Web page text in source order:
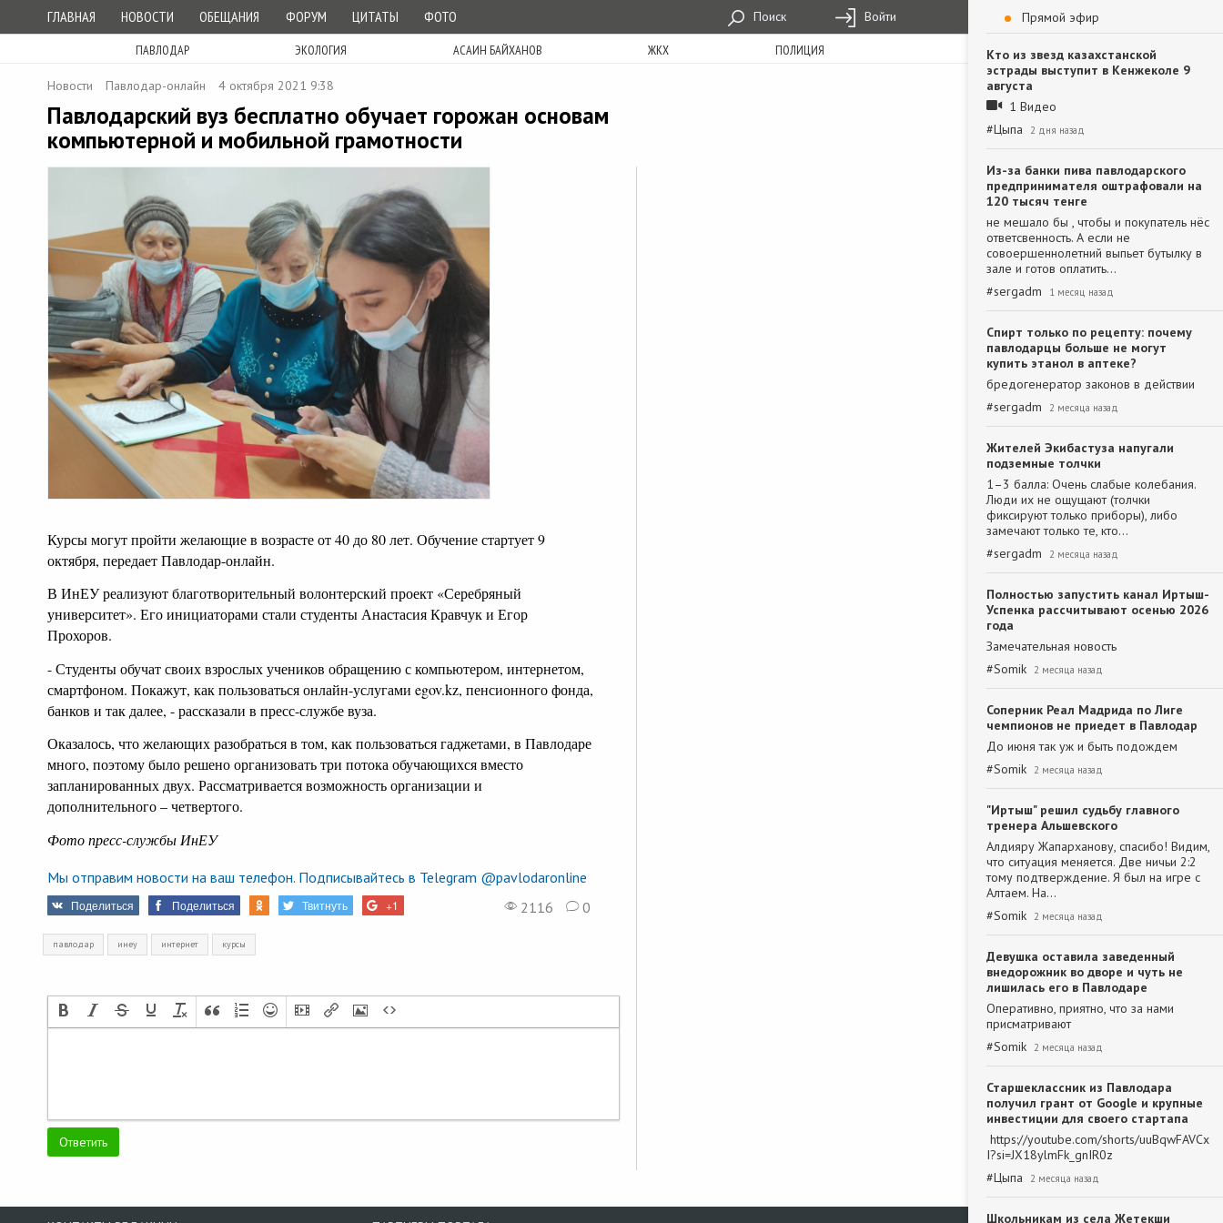
ГЛАВНАЯ НОВОСТИ ОБЕЩАНИЯ ФОРУМ ЦИТАТЫ ФОТО Поиск Войти
ПАВЛОДАР ЭКОЛОГИЯ АСАИН БАЙХАНОВ ЖКХ ПОЛИЦИЯ
Новости Павлодар-онлайн 4 октября 2021 9:38
Павлодарский вуз бесплатно обучает горожан основам
компьютерной и мобильной грамотности
Курсы могут пройти желающие в возрасте от 40 до 80 лет. Обучение стартует 9
октября, передает Павлодар-онлайн.
В ИнЕУ реализуют благотворительный волонтерский проект «Серебряный
университет». Его инициаторами стали студенты Анастасия Кравчук и Егор
Прохоров.
- Студенты обучат своих взрослых учеников обращению с компьютером, интернетом,
смартфоном. Покажут, как пользоваться онлайн-услугами egov.kz, пенсионного фонда,
банков и так далее, - рассказали в пресс-службе вуза.
Оказалось, что желающих разобраться в том, как пользоваться гаджетами, в Павлодаре
много, поэтому было решено организовать три потока обучающихся вместо
запланированных двух. Рассматривается возможность организации и
дополнительного – четвертого.
Фото пресс-службы ИнЕУ
Мы отправим новости на ваш телефон. Подписывайтесь в Telegram @pavlodaronline
Поделиться Поделиться Твитнуть +1 2116 0
павлодар инеу интернет курсы
Прямой эфир
Кто из звезд казахстанской
эстрады выступит в Кенжеколе 9
августа
1 Видео
#Цыпа 2 дня назад
Из-за банки пива павлодарского
предпринимателя оштрафовали на
120 тысяч тенге
не мешало бы , чтобы и покупатель нёс
ответсвенность. А если не
совоершеннолетний выпьет бутылку в
зале и готов оплатить…
#sergadm 1 месяц назад
Спирт только по рецепту: почему
павлодарцы больше не могут
купить этанол в аптеке?
бредогенератор законов в действии
#sergadm 2 месяца назад
Жителей Экибастуза напугали
подземные толчки
1–3 балла: Очень слабые колебания.
Люди их не ощущают (толчки
фиксируют только приборы), либо
замечают только те, кто…
#sergadm 2 месяца назад
Полностью запустить канал Иртыш-
Успенка рассчитывают осенью 2026
года
Замечательная новость
#Somik 2 месяца назад
Соперник Реал Мадрида по Лиге
чемпионов не приедет в Павлодар
До июня так уж и быть подождем
#Somik 2 месяца назад
"Иртыш" решил судьбу главного
тренера Альшевского
Алдияру Жапарханову, спасибо! Видим,
что ситуация меняется. Две ничьи 2:2
тому подтверждение. Я был на игре с
Алтаем. На…
#Somik 2 месяца назад
Девушка оставила заведенный
внедорожник во дворе и чуть не
лишилась его в Павлодаре
Оперативно, приятно, что за нами
присматривают
#Somik 2 месяца назад
Старшеклассник из Павлодара
получил грант от Google и крупные
инвестиции для своего стартапа
https://youtube.com/shorts/uuBqwFAVCx
I?si=JX18ylmFk_gnIR0z
#Цыпа 2 месяца назад
Школьникам из села Жетекши